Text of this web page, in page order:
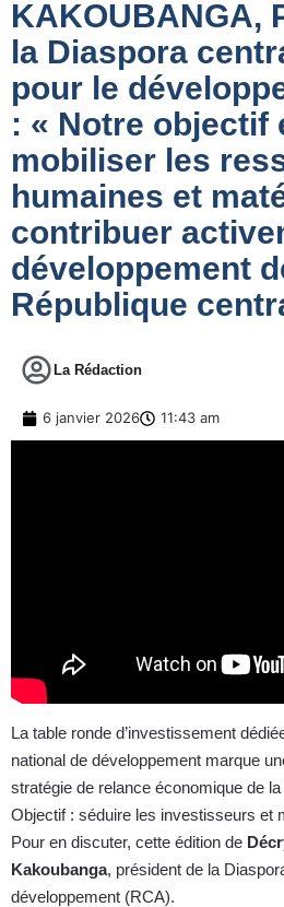
KAKOUBANGA,
la Diaspora
pour le
: « Notre objectif
mobiliser les
humaines et
contribuer
développement
République
La Rédaction
6 janvier 2026 11:43 am
La table ronde d’investissement
national de développement marque
stratégie de relance économique de
Objectif : séduire les investisseurs et
Pour en discuter, cette édition de
Kakoubanga, président de la
développement (RCA).